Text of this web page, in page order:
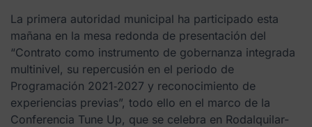
La primera autoridad municipal ha participado esta
mañana en la mesa redonda de presentación del
“Contrato como instrumento de gobernanza integrada
multinivel, su repercusión en el periodo de
Programación 2021‐2027 y reconocimiento de
experiencias previas”, todo ello en el marco de la
Conferencia Tune Up, que se celebra en Rodalquilar-